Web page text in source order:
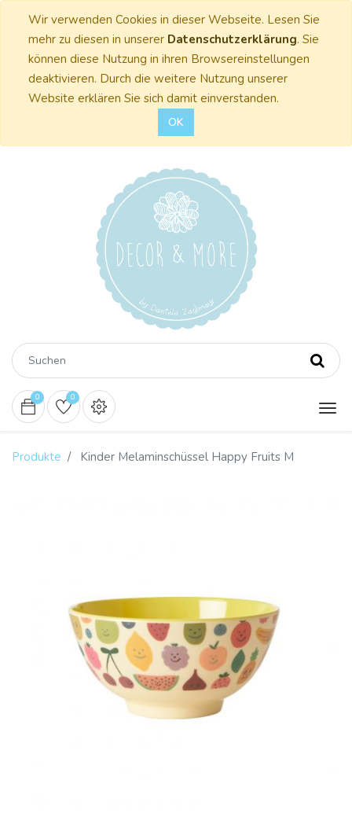
Wir verwenden Cookies in dieser Webseite. Lesen Sie
mehr zu diesen in unserer Datenschutzerklärung. Sie
können diese Nutzung in ihren Browsereinstellungen
deaktivieren. Durch die weitere Nutzung unserer
Website erklären Sie sich damit einverstanden.
OK
0 0
Produkte Kinder Melaminschüssel Happy Fruits M